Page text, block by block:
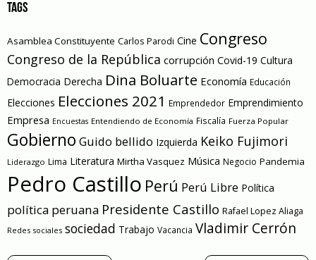
TAGS
Asamblea Constituyente Carlos Parodi Cine Congreso
Congreso de la República corrupción Covid-19 Cultura
Democracia Derecha Dina Boluarte Economía Educación
Elecciones Elecciones 2021 Emprendedor Emprendimiento
Empresa Encuestas Entendiendo de Economía Fiscalía Fuerza Popular
Gobierno Guido bellido Izquierda Keiko Fujimori
Liderazgo Lima Literatura Mirtha Vasquez Música Negocio Pandemia
Pedro Castillo Perú Perú Libre Política
política peruana Presidente Castillo Rafael Lopez Aliaga
Redes sociales sociedad Trabajo Vacancia Vladimir Cerrón